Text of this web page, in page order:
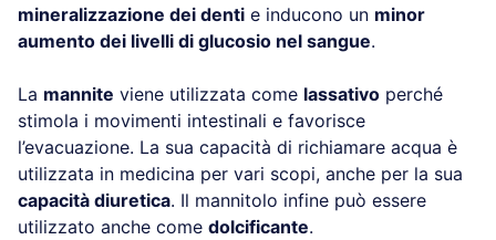
mineralizzazione dei denti e inducono un minor
aumento dei livelli di glucosio nel sangue.
La mannite viene utilizzata come lassativo perché
stimola i movimenti intestinali e favorisce
l’evacuazione. La sua capacità di richiamare acqua è
utilizzata in medicina per vari scopi, anche per la sua
capacità diuretica. Il mannitolo infine può essere
utilizzato anche come dolcificante.